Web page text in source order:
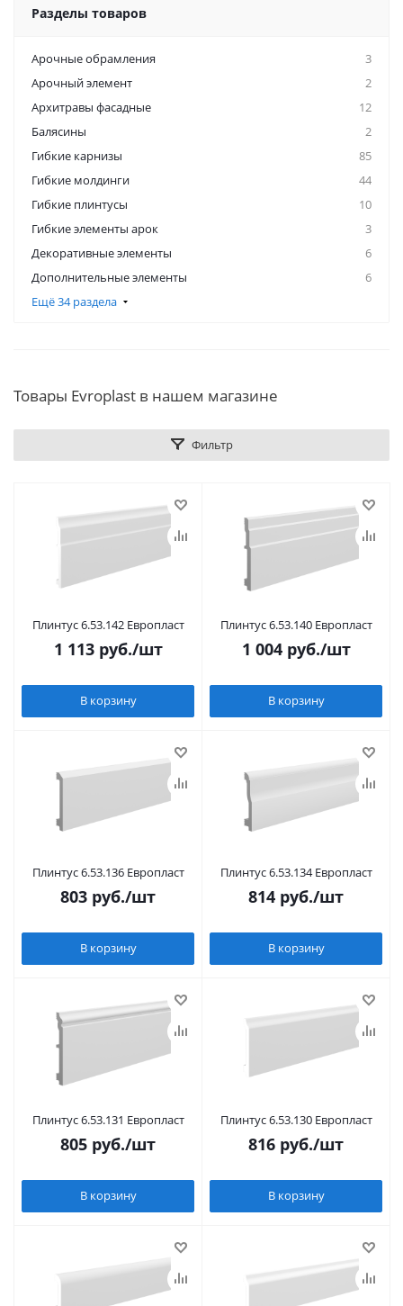
Разделы товаров
Арочные обрамления
3
Арочный элемент
2
Архитравы фасадные
12
Балясины
2
Гибкие карнизы
85
Гибкие молдинги
44
Гибкие плинтусы
10
Гибкие элементы арок
3
Декоративные элементы
6
Дополнительные элементы
6
Ещё 34 раздела
Товары Evroplast в нашем магазине
Фильтр
Плинтус 6.53.142 Европласт
1 113руб./шт
В корзину
Плинтус 6.53.140 Европласт
1 004руб./шт
В корзину
Плинтус 6.53.136 Европласт
803 руб./шт
В корзину
Плинтус 6.53.134 Европласт
814 руб./шт
В корзину
Плинтус 6.53.131 Европласт
805 руб./шт
В корзину
Плинтус 6.53.130 Европласт
816 руб./шт
В корзину